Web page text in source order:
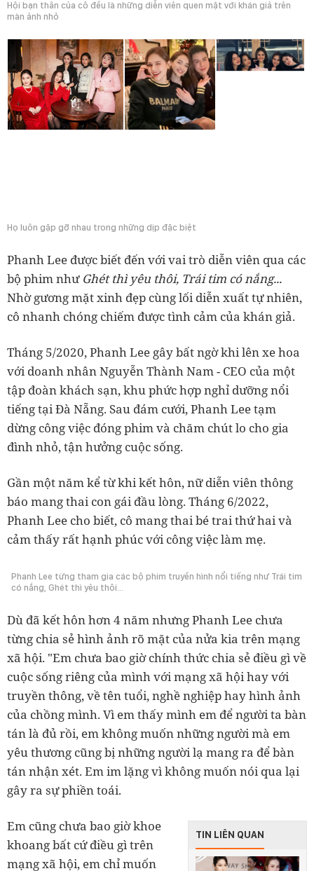
Hội bạn thân của cô đều là những diễn viên quen mặt với khán giả trên
màn ảnh nhỏ
Họ luôn gặp gỡ nhau trong những dịp đặc biệt
Phanh Lee được biết đến với vai trò diễn viên qua các
bộ phim như Ghét thì yêu thôi, Trái tim có nắng...
Nhờ gương mặt xinh đẹp cùng lối diễn xuất tự nhiên,
cô nhanh chóng chiếm được tình cảm của khán giả.
Tháng 5/2020, Phanh Lee gây bất ngờ khi lên xe hoa
với doanh nhân Nguyễn Thành Nam - CEO của một
tập đoàn khách sạn, khu phức hợp nghỉ dưỡng nổi
tiếng tại Đà Nẵng. Sau đám cưới, Phanh Lee tạm
dừng công việc đóng phim và chăm chút lo cho gia
đình nhỏ, tận hưởng cuộc sống.
Gần một năm kể từ khi kết hôn, nữ diễn viên thông
báo mang thai con gái đầu lòng. Tháng 6/2022,
Phanh Lee cho biết, cô mang thai bé trai thứ hai và
cảm thấy rất hạnh phúc với công việc làm mẹ.
Phanh Lee từng tham gia các bộ phim truyền hình nổi tiếng như Trái tim
có nắng, Ghét thì yêu thôi...
Dù đã kết hôn hơn 4 năm nhưng Phanh Lee chưa
từng chia sẻ hình ảnh rõ mặt của nửa kia trên mạng
xã hội. "Em chưa bao giờ chính thức chia sẻ điều gì về
cuộc sống riêng của mình với mạng xã hội hay với
truyền thông, về tên tuổi, nghề nghiệp hay hình ảnh
của chồng mình. Vì em thấy mình em để người ta bàn
tán là đủ rồi, em không muốn những người mà em
yêu thương cũng bị những người lạ mang ra để bàn
tán nhận xét. Em im lặng vì không muốn nói qua lại
gây ra sự phiền toái.
TIN LIÊN QUAN
Em cũng chưa bao giờ khoe
khoang bất cứ điều gì trên
mạng xã hội, em chỉ muốn